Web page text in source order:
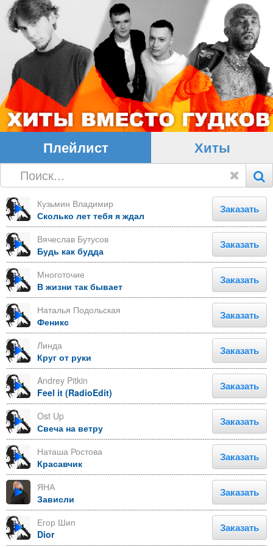
Плейлист Хиты
Кузьмин Владимир
Сколько лет тебя я ждал
Заказать
Вячеслав Бутусов
Будь как будда
Заказать
Многоточие
В жизни так бывает
Заказать
Наталья Подольская
Феникс
Заказать
Линда
Круг от руки
Заказать
Andrey Pitkin
Feel it (RadioEdit)
Заказать
Ost Up
Свеча на ветру
Заказать
Наташа Ростова
Красавчик
Заказать
ЯНА
Зависли
Заказать
Егор Шип
Dior
Заказать